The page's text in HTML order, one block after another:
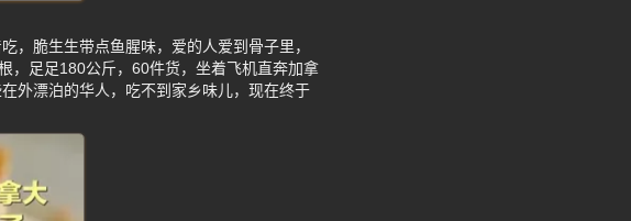
，脆生生带点鱼腥味，爱的人爱到骨子里，
，足足180公斤，60件货，坐着飞机直奔加拿
外漂泊的华人，吃不到家乡味儿，现在终于